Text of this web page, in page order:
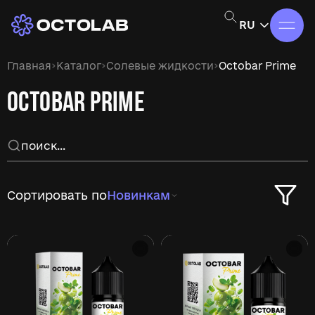
RU
Главная›Каталог›Солевые жидкости›Octobar Prime
OCTOBAR PRIME
Сортировать поНовинкам